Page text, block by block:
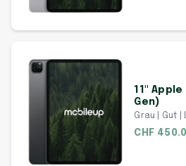
11"
Gen)
Grau | Gut |
CHF